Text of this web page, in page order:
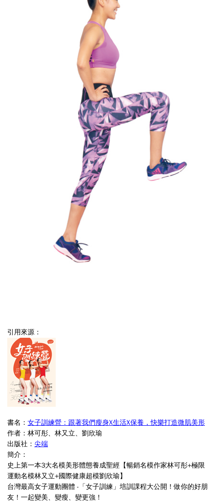
引用來源：
書名： 女子訓練營：跟著我們瘦身X生活X保養，快樂打造微肌美形
作者：林可彤、林又立、劉欣瑜
出版社： 尖端
簡介：
史上第一本3大名模美形體態養成聖經【暢銷名模作家林可彤+極限
運動名模林又立+國際健康超模劉欣瑜】
台灣最高女子運動團體 -「女子訓練」培訓課程大公開！做你的好朋
友！一起變美、變瘦、變更強！